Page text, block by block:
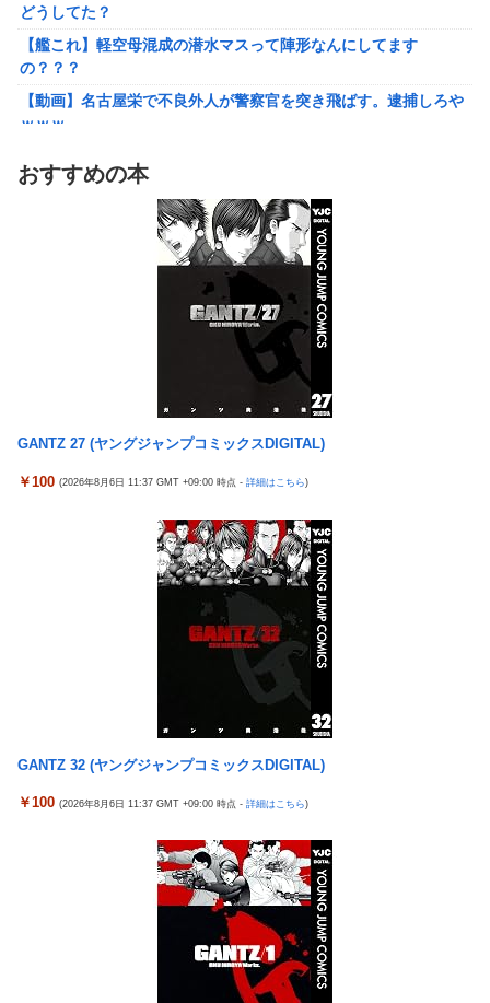
【動画】名古屋栄で不良外人が警察官を突き飛ばす。逮捕しろや
ｗｗｗ
【勇者王ガオガイガー】PLAMATEA「獅子王凱」プラモデル
【明日予約開始】
無理やり家族旅行に付いてきて露天風呂でも大声で嫌味を言う
決行した前代未聞の返り討ちがこちら←身体を張った捨て身の反
撃すぎる
【悲報】女「丸亀製麺美味しかったね」俺「また来ようよ」店員
「お会計2380円になりまーす」→その後『こう』なったんだが俺
悪くないよな？？？？？？？？
【驚愕】ユーチューバー「撮影で使うから、この高級時計も車も
ぜ～んぶ経費でタダ！ｗ」←まさかコレ本気にしてる奴なんてお
らんよな？よな？w w w w w w w w w w w
【衝撃画像】ババアがジジイにチェーンソー！？←一体何があっ
たんやコレw w w w w w w w w
【悲報】みい山の作者、自分の過去を消しまくる
が逮捕
【悲報】俺、「株の損失」が凄すぎて死にたい・・・
東京五輪出場の元重量挙げ日本代表選手逮捕 コンビニで卵2パ
ックとしょうゆ1本(835円相当)万引きし店長をケガさせたか
国民「円安で生活が苦しい！」高市「すぐにアメリカと異例の協
調介入して円高にしました」
水戸かな 人妻・主婦 不倫した【妻・かな】とその【相手・美
咲】にチ×ポを捻じ込んで子宮で理解らせてやった。
「コンビニ、馬鹿にすんなよ」→あのオーナー夫婦、不起訴ｗｗ
落ちる
高市政権「減税します」→財源「これから考えます」
【速報】日本一ソフトウェア「定価9000円のゲームです。買って
下さい。」→結果・・・
【訃報】人気Vtuberの犬、19歳で死去
とんでもない「積みプラ」がテレビで放送されてしまう
【正論】X民「真の弱者男性は恋愛ゲームとかアニメ見てない。
どうしてた？
【艦これ】軽空母混成の潜水マスって陣形なんにしてます
の？？？
【動画】名古屋栄で不良外人が警察官を突き飛ばす。逮捕しろや
ｗｗｗ
【明日予約開始】
無理やり家族旅行に付いてきて露天風呂でも大声で嫌味を言う
姑。爆発寸前の私が他の客の前で「一世一代の勇気」を振り絞り
決行した前代未聞の返り討ちがこちら←身体を張った捨て身の反
【悲報】まどマギ映画、来月公開なのに話題にならない
【悲報】Amazon、デザイン改悪か
【愕然】ワイ、久しぶりに元カノのインスタ見た結果とんでもな
オコエ瑠偉、メキシコに渡って2球団を即クビ→SNS更新が3ヶ月
間止まって消息不明に
と「Type-B」になってしまう
「コンビニ、馬鹿にすんなよ」→あのオーナー夫婦、不起訴ｗｗ
【悲報】ジャンプ、ついに98万部…全盛期653万部からここまで
高市政権「減税します」→財源「これから考えます」
【悲報】熊本は猛暑と断水…その頃、茂木外相は中南米でニッコ
【エ□漫画】 学校で一番人気で憧れの清楚美人先輩JKに何故か突
然エ□動画撮影の竿役を頼まれて…！？
は直近での値上げ可能性低い」
エクスアリーナ松戸がディスクアップ2を撤去したらしくディス
クアッパーさん達から落胆の声
セクシー女優「熊本に300万円寄付します」 アンチ「汚い金あり
【実戦報告】eSAOアリシゼーションの評判まとめ！新台稼働
おすすめの本
GANTZ 27 (ヤングジャンプコミックスDIGITAL)
￥100 (2026年8月6日 11:37 GMT +09:00 時点 - 詳細はこちら)
GANTZ 32 (ヤングジャンプコミックスDIGITAL)
￥100 (2026年8月6日 11:37 GMT +09:00 時点 - 詳細はこちら)